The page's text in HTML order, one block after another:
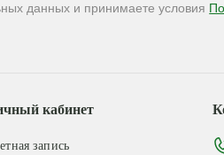
данных и принимаете условия
кабинет
запись